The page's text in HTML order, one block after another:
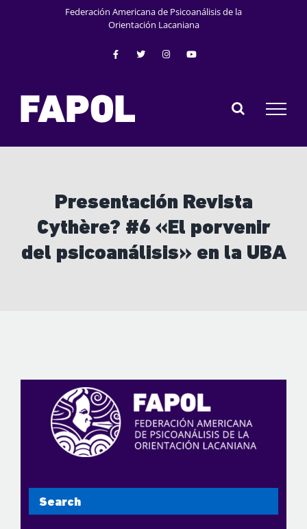
Federación Americana de Psicoanálisis de la
Orientación Lacaniana
Presentación Revista
Cythère? #6 «El porvenir
del psicoanálisis» en la UBA
Search